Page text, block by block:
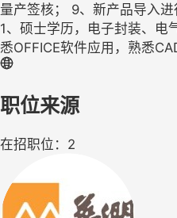
量产签核； 9、新产品导入进
1、硕士学历，电子封装、电
悉OFFICE软件应用，熟悉
职位来源
在招职位：2